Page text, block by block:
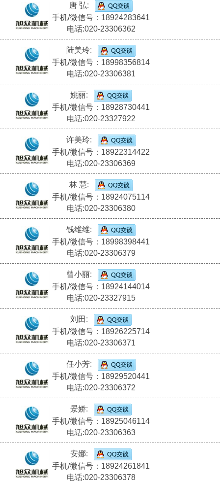
唐 弘:
手机/微信号：18924283641
电话:020-23306362
陆美玲:
手机/微信号：18998356814
电话:020-23306381
姚丽:
手机/微信号：18928730441
电话:020-23327922
许美玲:
手机/微信号：18922314422
电话:020-23306369
林 慧:
手机/微信号：18924075114
电话:020-23306380
钱维维:
手机/微信号：18998398441
电话:020-23306379
曾小丽:
手机/微信号：18924144014
电话:020-23327915
刘田:
手机/微信号：18926225714
电话:020-23306371
任小芳:
手机/微信号：18929520441
电话:020-23306372
景娇:
手机/微信号：18925046114
电话:020-23306363
安娜:
手机/微信号：18924261841
电话:020-23306378